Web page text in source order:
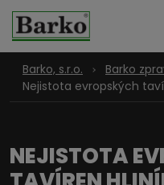
Barko, s.r.o.
Barko
Nejistota evropských
NEJISTOTA